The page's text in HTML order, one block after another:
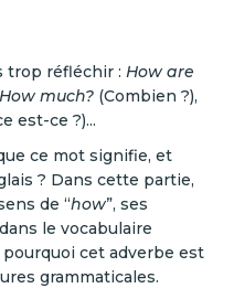
trop réfléchir : How are
How much? (Combien ?),
est-ce ?)...
ce mot signifie, et
? Dans cette partie,
de “how”, ses
le vocabulaire
cet adverbe est
grammaticales.